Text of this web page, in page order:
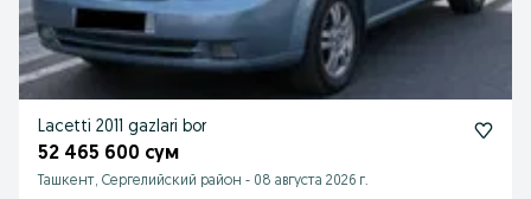
Lacetti 2011 gazlari bor
52 465 600 сум
Ташкент, Сергелийский район - 08 августа 2026 г.